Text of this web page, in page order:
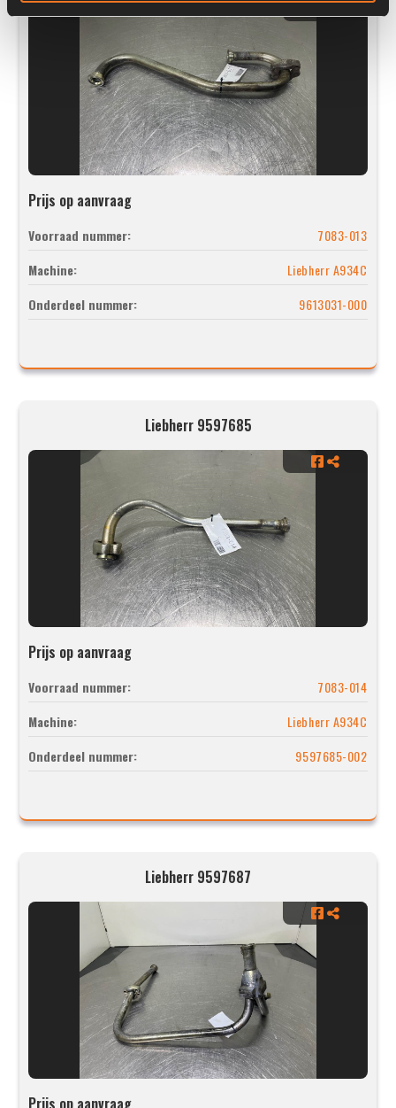
Prijs op aanvraag
Voorraad nummer:
7083-013
Machine:
Liebherr A934C
Onderdeel nummer:
9613031-000
Liebherr 9597685
Prijs op aanvraag
Voorraad nummer:
7083-014
Machine:
Liebherr A934C
Onderdeel nummer:
9597685-002
Liebherr 9597687
Prijs op aanvraag